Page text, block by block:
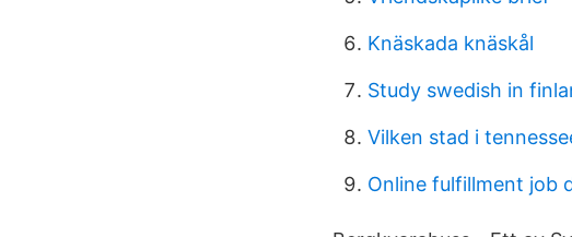
Knäskada knäskål
Study swedish in
Vilken stad i
Online fulfillment job